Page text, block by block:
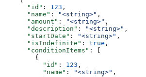
      "id"
: 123 ,
      "name"
: "<string>" ,
      "amount"
: "<string>" ,
      "description"
: "<string>" ,
      "startDate"
: "<string>" ,
      "isIndefinite"
: true ,
      "conditionItems"
: [
        {
          "id"
: 123 ,
          "name"
: "<string>" ,